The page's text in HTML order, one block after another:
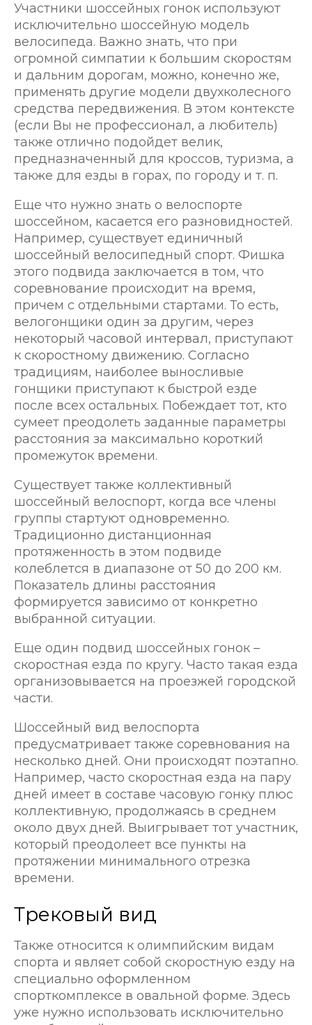
Участники шоссейных гонок используют
исключительно шоссейную модель
велосипеда. Важно знать, что при
огромной симпатии к большим скоростям
и дальним дорогам, можно, конечно же,
применять другие модели двухколесного
средства передвижения. В этом контексте
(если Вы не профессионал, а любитель)
также отлично подойдет велик,
предназначенный для кроссов, туризма, а
также для езды в горах, по городу и т. п.
Еще что нужно знать о велоспорте
шоссейном, касается его разновидностей.
Например, существует единичный
шоссейный велосипедный спорт. Фишка
этого подвида заключается в том, что
соревнование происходит на время,
причем с отдельными стартами. То есть,
велогонщики один за другим, через
некоторый часовой интервал, приступают
к скоростному движению. Согласно
традициям, наиболее выносливые
гонщики приступают к быстрой езде
после всех остальных. Побеждает тот, кто
сумеет преодолеть заданные параметры
расстояния за максимально короткий
промежуток времени.
Существует также коллективный
шоссейный велоспорт, когда все члены
группы стартуют одновременно.
Традиционно дистанционная
протяженность в этом подвиде
колеблется в диапазоне от 50 до 200 км.
Показатель длины расстояния
формируется зависимо от конкретно
выбранной ситуации.
Еще один подвид шоссейных гонок –
скоростная езда по кругу. Часто такая езда
организовывается на проезжей городской
части.
Шоссейный вид велоспорта
предусматривает также соревнования на
несколько дней. Они происходят поэтапно.
Например, часто скоростная езда на пару
дней имеет в составе часовую гонку плюс
коллективную, продолжаясь в среднем
около двух дней. Выигрывает тот участник,
который преодолеет все пункты на
протяжении минимального отрезка
времени.
Трековый вид
Также относится к олимпийским видам
спорта и являет собой скоростную езду на
специально оформленном
спорткомплексе в овальной форме. Здесь
уже нужно использовать исключительно